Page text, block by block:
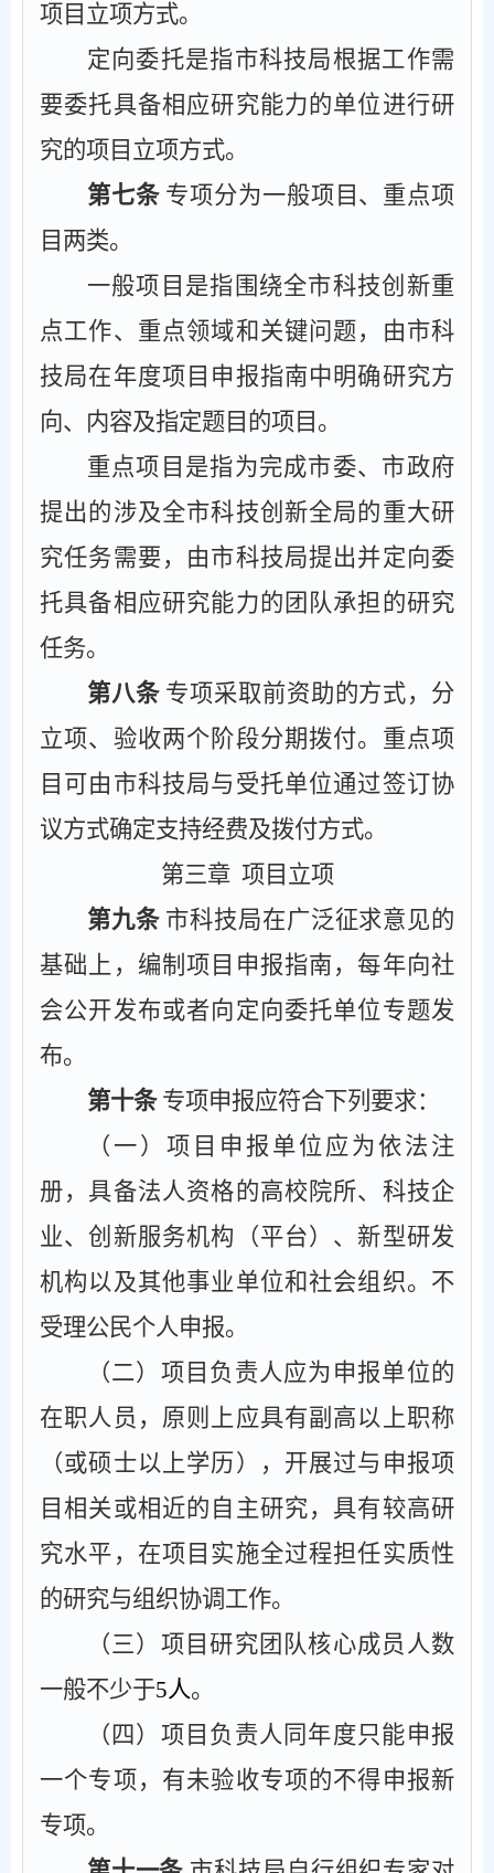
项目立项方式。
定向委托是指市科技局根据工作需
要委托具备相应研究能力的单位进行研
究的项目立项方式。
第七条 专项分为一般项目、重点项
目两类。
一般项目是指围绕全市科技创新重
点工作、重点领域和关键问题，由市科
技局在年度项目申报指南中明确研究方
向、内容及指定题目的项目。
重点项目是指为完成市委、市政府
提出的涉及全市科技创新全局的重大研
究任务需要，由市科技局提出并定向委
托具备相应研究能力的团队承担的研究
任务。
第八条 专项采取前资助的方式，分
立项、验收两个阶段分期拨付。重点项
目可由市科技局与受托单位通过签订协
议方式确定支持经费及拨付方式。
第三章 项目立项
第九条 市科技局在广泛征求意见的
基础上，编制项目申报指南，每年向社
会公开发布或者向定向委托单位专题发
布。
第十条 专项申报应符合下列要求：
（一）项目申报单位应为依法注
册，具备法人资格的高校院所、科技企
业、创新服务机构（平台）、新型研发
机构以及其他事业单位和社会组织。不
受理公民个人申报。
（二）项目负责人应为申报单位的
在职人员，原则上应具有副高以上职称
（或硕士以上学历），开展过与申报项
目相关或相近的自主研究，具有较高研
究水平，在项目实施全过程担任实质性
的研究与组织协调工作。
（三）项目研究团队核心成员人数
一般不少于5人。
（四）项目负责人同年度只能申报
一个专项，有未验收专项的不得申报新
专项。